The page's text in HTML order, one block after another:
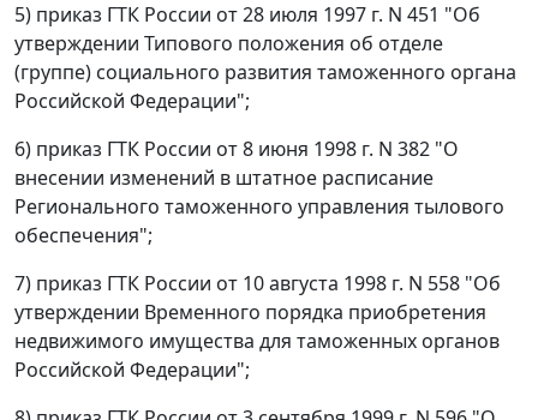
5) приказ ГТК России от 28 июля 1997 г. N 451 "Об
утверждении Типового положения об отделе
(группе) социального развития таможенного органа
Российской Федерации";
6) приказ ГТК России от 8 июня 1998 г. N 382 "О
внесении изменений в штатное расписание
Регионального таможенного управления тылового
обеспечения";
7) приказ ГТК России от 10 августа 1998 г. N 558 "Об
утверждении Временного порядка приобретения
недвижимого имущества для таможенных органов
Российской Федерации";